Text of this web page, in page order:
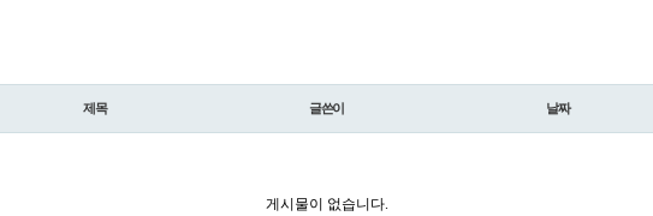
제목 글쓴이 날짜
게시물이 없습니다.